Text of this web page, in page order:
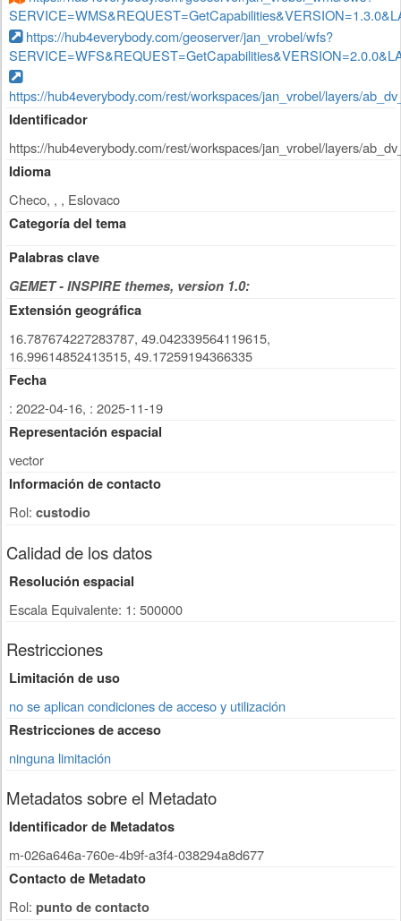
https://hub4everybody.com/geoserver/jan_vrobel/wfs?
https://hub4everybody.com/rest/workspaces/jan_vrobel/layers/
Identificador
https://hub4everybody.com/rest/workspaces/jan_vrobel/layers/
Idioma
Checo, , , Eslovaco
Categoría del tema
Palabras clave
GEMET - INSPIRE themes, version 1.0:
Extensión geográfica
16.787674227283787, 49.042339564119615,
16.99614852413515, 49.17259194366335
Fecha
: 2022-04-16, : 2025-11-19
Representación espacial
vector
Información de contacto
Rol: custodio
Calidad de los datos
Resolución espacial
Escala Equivalente: 1: 500000
Restricciones
Limitación de uso
no se aplican condiciones de acceso y utilización
Restricciones de acceso
ninguna limitación
Metadatos sobre el Metadato
Identificador de Metadatos
m-026a646a-760e-4b9f-a3f4-038294a8d677
Contacto de Metadato
Rol: punto de contacto